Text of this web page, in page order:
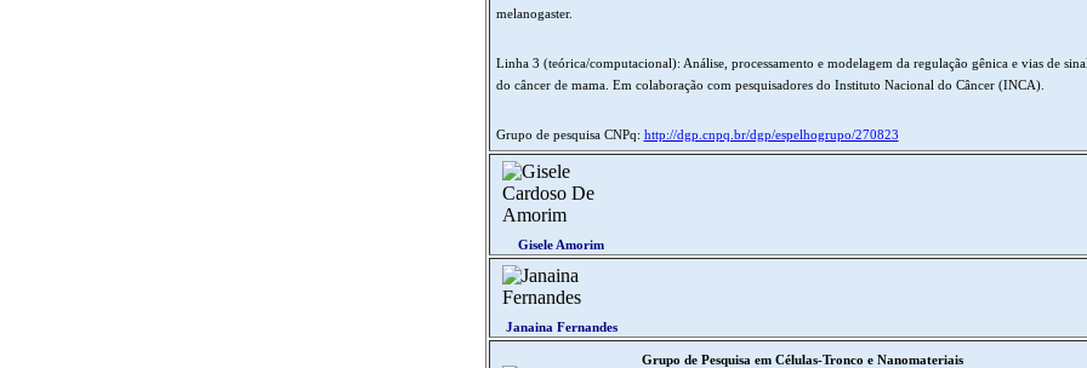
melanogaster.
Linha 3 (teórica/computacional): Análise, processamento e modelagem da regulação gênica e vias de
do câncer de mama. Em colaboração com pesquisadores do Instituto Nacional do Câncer (INCA).
Grupo de pesquisa CNPq: http://dgp.cnpq.br/dgp/espelhogrupo/270823
Gisele Amorim
Janaina Fernandes
Grupo de Pesquisa em Células-Tronco e Nanomateriais